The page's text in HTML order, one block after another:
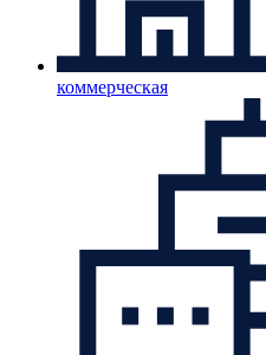
коммерческая